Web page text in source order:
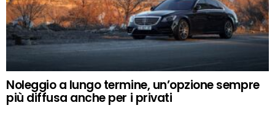
Noleggio a lungo termine, un’opzione sempre
più diffusa anche per i privati